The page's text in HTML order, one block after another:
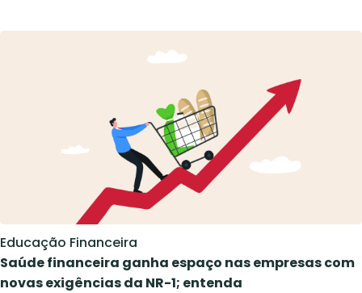
Educação Financeira
Saúde financeira ganha espaço nas empresas com
novas exigências da NR-1; entenda